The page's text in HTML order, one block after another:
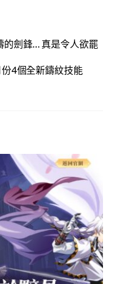
的劍鋒… 真是令人欲罷
4個全新鑄紋技能